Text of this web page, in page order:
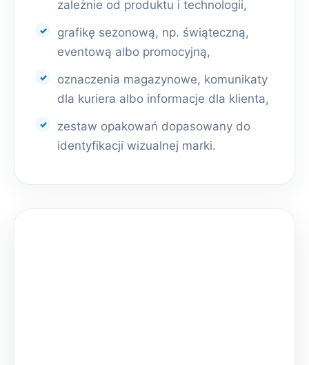
zależnie od produktu i technologii,
grafikę sezonową, np. świąteczną,
eventową albo promocyjną,
oznaczenia magazynowe, komunikaty
dla kuriera albo informacje dla klienta,
zestaw opakowań dopasowany do
identyfikacji wizualnej marki.